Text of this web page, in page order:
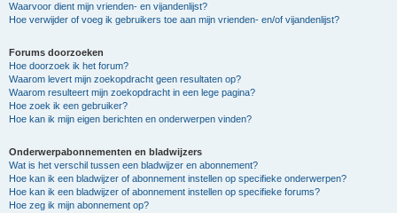
Waarvoor dient mijn vrienden- en vijandenlijst?
Hoe verwijder of voeg ik gebruikers toe aan mijn vrienden- en/of vijandenlijst?
Forums doorzoeken
Hoe doorzoek ik het forum?
Waarom levert mijn zoekopdracht geen resultaten op?
Waarom resulteert mijn zoekopdracht in een lege pagina?
Hoe zoek ik een gebruiker?
Hoe kan ik mijn eigen berichten en onderwerpen vinden?
Onderwerpabonnementen en bladwijzers
Wat is het verschil tussen een bladwijzer en abonnement?
Hoe kan ik een bladwijzer of abonnement instellen op specifieke onderwerpen?
Hoe kan ik een bladwijzer of abonnement instellen op specifieke forums?
Hoe zeg ik mijn abonnement op?